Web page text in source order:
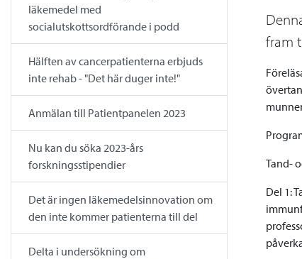
läkemedel med
socialutskottsordförande i podd
Hälften av cancerpatienterna erbjuds
inte rehab - "Det här duger inte!"
Anmälan till Patientpanelen 2023
Nu kan du söka 2023-års
forskningsstipendier
Det är ingen läkemedelsinnovation om
den inte kommer patienterna till del
Delta i undersökning om
fram
Tand-
Del 1: